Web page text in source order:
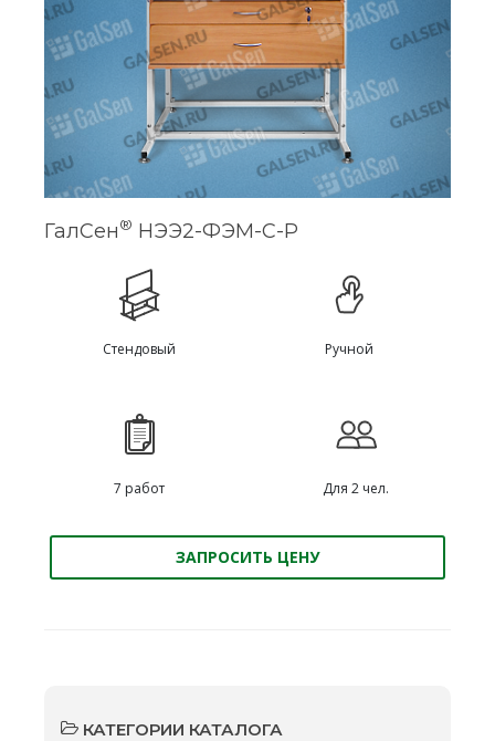
ГалСен® НЭЭ2-ФЭМ-С-Р
Стендовый Ручной
7 работ Для 2 чел.
ЗАПРОСИТЬ ЦЕНУ
КАТЕГОРИИ КАТАЛОГА